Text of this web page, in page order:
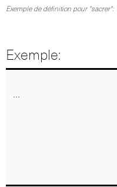
Exemple de définition pour "sacrer":
Exemple: